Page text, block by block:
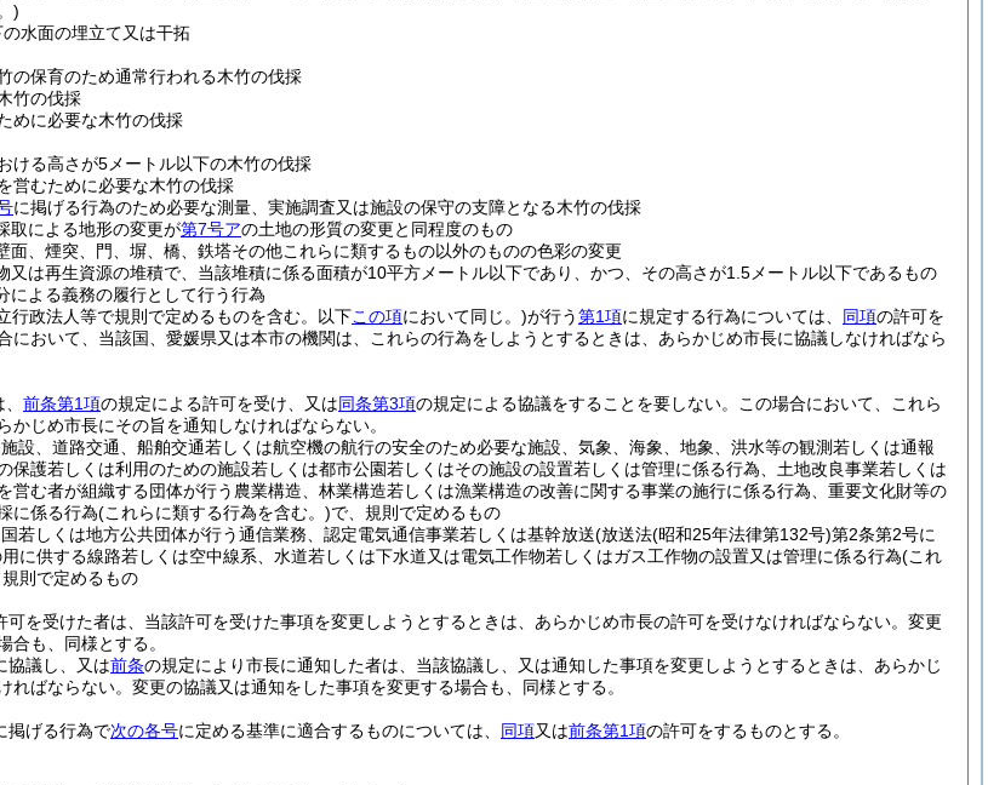
)
水面の埋立て又は干拓
の保育のため通常行われる木竹の伐採
竹の伐採
めに必要な木竹の伐採
ける高さが5メートル以下の木竹の伐採
営むために必要な木竹の伐採
に掲げる行為のため必要な測量、実施調査又は施設の保守の支障となる木竹の伐採
取による地形の変更が第7号アの土地の形質の変更と同程度のもの
面、煙突、門、塀、橋、鉄塔その他これらに類するもの以外のものの色彩の変更
又は再生資源の堆積で、当該堆積に係る面積が10平方メートル以下であり、かつ、その高さが1.5メートル以下であるもの
による義務の履行として行う行為
行政法人等で規則で定めるものを含む。以下この項において同じ。)が行う第1項に規定する行為については、 同項の許可を
において、当該国、愛媛県又は本市の機関は、これらの行為をしようとするときは、あらかじめ市長に協議しなければなら
前条第1項の規定による許可を受け、又は同条第3項の規定による協議をすることを要しない。
この場合において、これら
かじめ市長にその旨を通知しなければならない。
設、道路交通、船舶交通若しくは航空機の航行の安全のため必要な施設、気象、海象、地象、洪水等の観測若しくは通報
保護若しくは利用のための施設若しくは都市公園若しくはその施設の設置若しくは管理に係る行為、土地改良事業若しくは
営む者が組織する団体が行う農業構造、林業構造若しくは漁業構造の改善に関する事業の施行に係る行為、重要文化財等の
に係る行為(これらに類する行為を含む。)で、規則で定めるもの
若しくは地方公共団体が行う通信業務、認定電気通信事業若しくは基幹放送(放送法(昭和25年法律第132号)第2条第2号に
に供する線路若しくは空中線系、水道若しくは下水道又は電気工作物若しくはガス工作物の設置又は管理に係る行為(これ
則で定めるもの
可を受けた者は、当該許可を受けた事項を変更しようとするときは、あらかじめ市長の許可を受けなければならない。 変更
合も、同様とする。
協議し、又は前条の規定により市長に通知した者は、当該協議し、又は通知した事項を変更しようとするときは、あらかじ
ればならない。 変更の協議又は通知をした事項を変更する場合も、同様とする。
掲げる行為で次の各号に定める基準に適合するものについては、 同項又は前条第1項の許可をするものとする。